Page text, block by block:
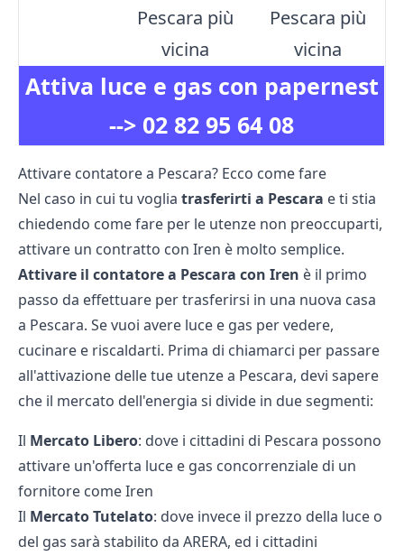
Attiva luce e gas con papernest
--> 02 82 95 64 08
Pescara più
vicina
Pescara più
vicina
Attivare contatore a Pescara? Ecco come fare
Nel caso in cui tu voglia trasferirti a Pescara e ti stia
chiedendo come fare per le utenze non preoccuparti,
attivare un contratto con Iren è molto semplice.
Attivare il contatore a Pescara con Iren è il primo
passo da effettuare per trasferirsi in una nuova casa
a Pescara. Se vuoi avere luce e gas per vedere,
cucinare e riscaldarti. Prima di chiamarci per passare
all'attivazione delle tue utenze a Pescara, devi sapere
che il mercato dell'energia si divide in due segmenti:
Il Mercato Libero: dove i cittadini di Pescara possono
attivare un'offerta luce e gas concorrenziale di un
fornitore come Iren
Il Mercato Tutelato: dove invece il prezzo della luce o
del gas sarà stabilito da ARERA, ed i cittadini